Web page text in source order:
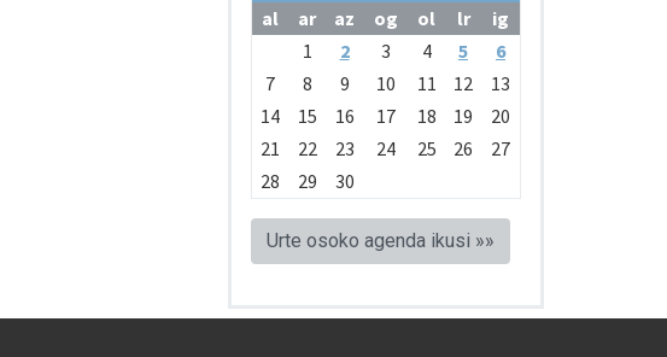
al
ar az og ol lr
ig
1
2 3 4 5
6
7
8 9 10 11 12
13
14
15 16 17 18 19
20
21
22 23 24 25 26
27
28
29 30
Urte osoko agenda ikusi »»